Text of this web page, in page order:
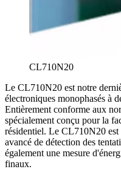
CL710N20
Le CL710N20 est notre
électroniques monophasés à
Entièrement conforme aux
spécialement conçu pour la
résidentiel. Le CL710N20 est
avancé de détection des
également une mesure
finaux.